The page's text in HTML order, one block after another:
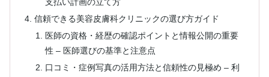
信頼できる美容皮膚科クリニックの選び方ガイド
医師の資格・経歴の確認ポイントと情報公開の重要
性 – 医師選びの基準と注意点
口コミ・症例写真の活用方法と信頼性の見極め – 利